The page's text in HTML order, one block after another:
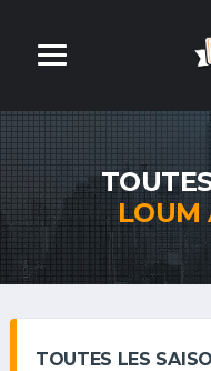
LOUM
TOUTES LES